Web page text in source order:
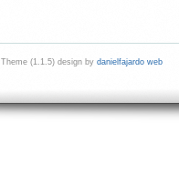
Theme (1.1.5) design by danielfajardo web